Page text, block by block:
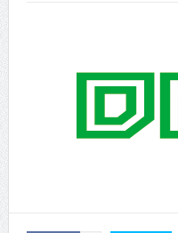
CINEMA×STYLE 286号
CINEMA×STYLE 294号